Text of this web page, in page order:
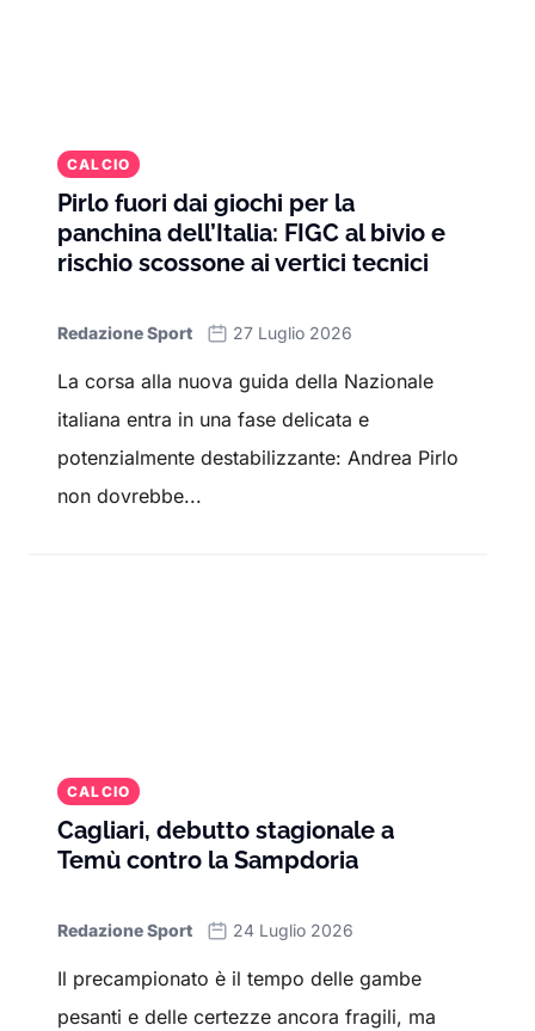
CALCIO
Pirlo fuori dai giochi per la
panchina dell’Italia: FIGC al bivio e
rischio scossone ai vertici tecnici
Redazione Sport 27 Luglio 2026
La corsa alla nuova guida della Nazionale
italiana entra in una fase delicata e
potenzialmente destabilizzante: Andrea Pirlo
non dovrebbe...
CALCIO
Cagliari, debutto stagionale a
Temù contro la Sampdoria
Redazione Sport 24 Luglio 2026
Il precampionato è il tempo delle gambe
pesanti e delle certezze ancora fragili, ma